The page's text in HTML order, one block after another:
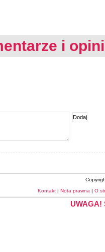
i
Kontakt | Nota prawna | O
UWAGA!